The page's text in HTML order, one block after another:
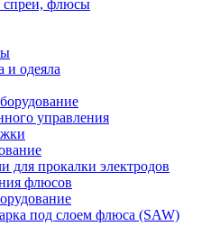
спреи, флюсы
и одеяла
управления
для прокалки электродов
флюсов
под слоем флюса (SAW)